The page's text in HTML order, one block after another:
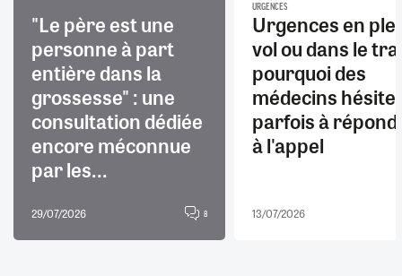
"Le père est une
personne à part
entière dans la
grossesse" : une
consultation dédiée
encore méconnue
par les...
29/07/2026 8
URGENCES
Urgences en
vol ou dans le
pourquoi des
médecins
parfois à
à l'appel
13/07/2026